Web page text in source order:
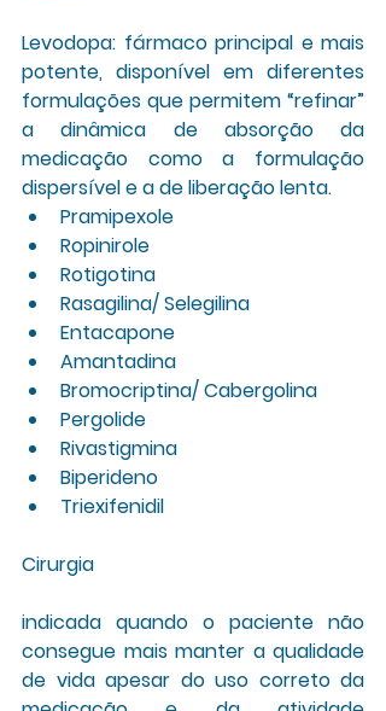
Levodopa: fármaco principal e mais
potente, disponível em diferentes
formulações que permitem “refinar”
a dinâmica de absorção da
medicação como a formulação
dispersível e a de liberação lenta.
Pramipexole
Ropinirole
Rotigotina
Rasagilina/ Selegilina
Entacapone
Amantadina
Bromocriptina/ Cabergolina
Pergolide
Rivastigmina
Biperideno
Triexifenidil
Cirurgia
indicada quando o paciente não
consegue mais manter a qualidade
de vida apesar do uso correto da